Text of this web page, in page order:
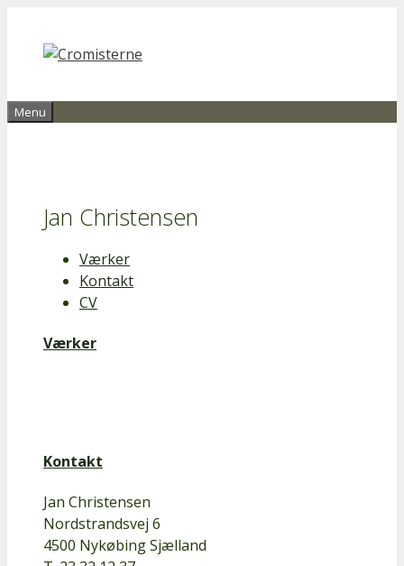
indhold
Menu
Jan Christensen
Værker
Kontakt
CV
Værker
Kontakt
Jan Christensen
Nordstrandsvej 6
4500 Nykøbing Sjælland